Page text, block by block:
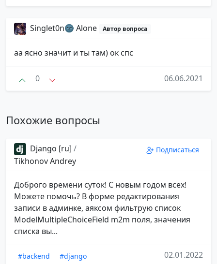
Singlet0n🌚 Alone Автор вопроса
аа ясно значит и ты там) ок спс
0 06.06.2021
Похожие вопросы
Django [ru] /
Tikhonov Andrey
Подписаться
Доброго времени суток! С новым годом всех!
Можете помочь? В форме редактирования
записи в админке, аяксом фильтрую список
ModelMultipleChoiceField m2m поля, значения
списка вы...
#backend
#django
02.01.2022